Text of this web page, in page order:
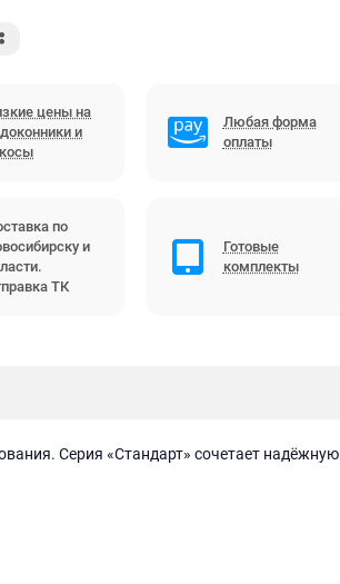
цены на
и
Любая форма
оплаты
по
и
ТК
Готовые
комплекты
Серия «Стандарт» сочетает надёжную